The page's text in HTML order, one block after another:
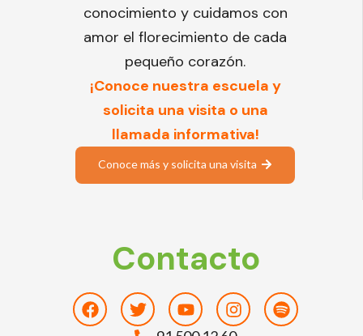
conocimiento y cuidamos con
amor el florecimiento de cada
pequeño corazón.
¡Conoce nuestra escuela y
solicita una visita o una
llamada informativa!
Conoce más y solicita una visita
Contacto
FacebookTwitterYoutubeInstagramSpotify